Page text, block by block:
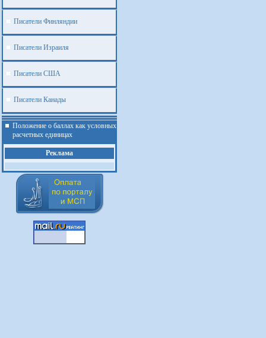
Писатели Финляндии
Писатели Израиля
Писатели США
Писатели Канады
Положение о баллах как условных
расчетных единицах
Реклама